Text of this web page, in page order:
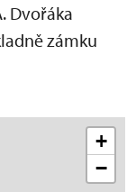
Dvořáka
zámku
+
−